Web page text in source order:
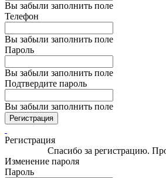
Вы забыли заполнить поле
Телефон
Вы забыли заполнить поле
Пароль
Вы забыли заполнить поле
Подтвердите пароль
Вы забыли заполнить поле
Регистрация
Регистрация
Спасибо за регистрацию.
Изменение пароля
Пароль